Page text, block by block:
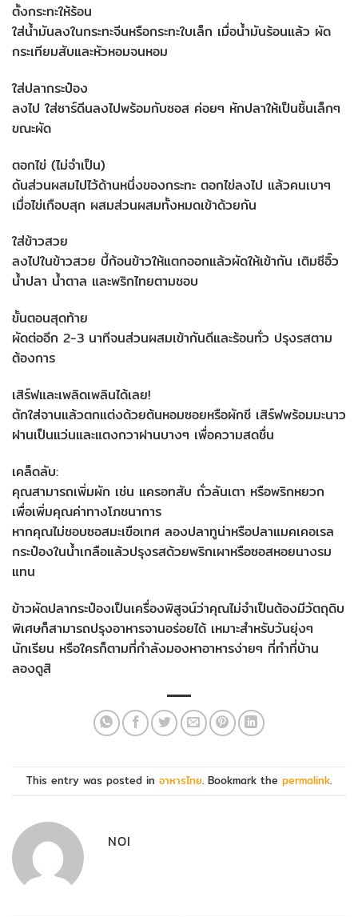
ตั้งกระทะให้ร้อน
ใส่น้ำมันลงในกระทะจีนหรือกระทะใบเล็ก เมื่อน้ำมันร้อนแล้ว ผัด
กระเทียมสับและหัวหอมจนหอม
ใส่ปลากระป๋อง
ลงไป ใส่ซาร์ดีนลงไปพร้อมกับซอส ค่อยๆ หักปลาให้เป็นชิ้นเล็กๆ
ขณะผัด
ตอกไข่ (ไม่จำเป็น)
ดันส่วนผสมไปไว้ด้านหนึ่งของกระทะ ตอกไข่ลงไป แล้วคนเบาๆ
เมื่อไข่เกือบสุก ผสมส่วนผสมทั้งหมดเข้าด้วยกัน
ใส่ข้าวสวย
ลงไปในข้าวสวย บี้ก้อนข้าวให้แตกออกแล้วผัดให้เข้ากัน เติมซีอิ๊ว
น้ำปลา น้ำตาล และพริกไทยตามชอบ
ขั้นตอนสุดท้าย
ผัดต่ออีก 2-3 นาทีจนส่วนผสมเข้ากันดีและร้อนทั่ว ปรุงรสตาม
ต้องการ
เสิร์ฟและเพลิดเพลินได้เลย!
ตักใส่จานแล้วตกแต่งด้วยต้นหอมซอยหรือผักชี เสิร์ฟพร้อมมะนาว
ฝานเป็นแว่นและแตงกวาฝานบางๆ เพื่อความสดชื่น
เคล็ดลับ:
คุณสามารถเพิ่มผัก เช่น แครอทสับ ถั่วลันเตา หรือพริกหยวก
เพื่อเพิ่มคุณค่าทางโภชนาการ
หากคุณไม่ชอบซอสมะเขือเทศ ลองปลาทูน่าหรือปลาแมคเคอเรล
กระป๋องในน้ำเกลือแล้วปรุงรสด้วยพริกเผาหรือซอสหอยนางรม
แทน
ข้าวผัดปลากระป๋องเป็นเครื่องพิสูจน์ว่าคุณไม่จำเป็นต้องมีวัตถุดิบ
พิเศษก็สามารถปรุงอาหารจานอร่อยได้ เหมาะสำหรับวันยุ่งๆ
นักเรียน หรือใครก็ตามที่กำลังมองหาอาหารง่ายๆ ที่ทำที่บ้าน
ลองดูสิ
This entry was posted in อาหารไทย. Bookmark the permalink.
NOI